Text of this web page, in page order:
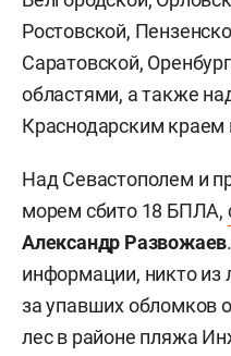
Ростовской,
Саратовской,
областями, а также
Краснодарским
Над Севастополем и
морем сбито 18 БПЛА,
Александр Развожаев
информации, никто из
за упавших обломков
лес в районе пляжа